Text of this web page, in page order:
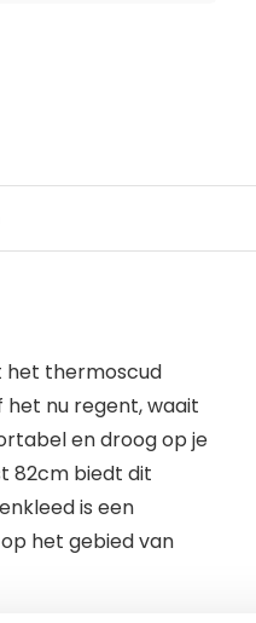
het thermoscud
het nu regent, waait
en droog op je
82cm biedt dit
is een
het gebied van